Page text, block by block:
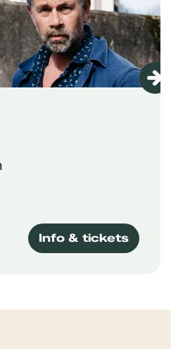
Info & tickets